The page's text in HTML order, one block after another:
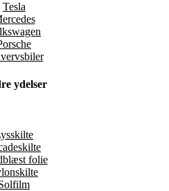
Tesla
ydelser
folie